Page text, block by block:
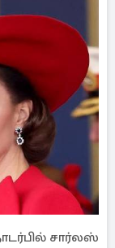
சார்லஸ்